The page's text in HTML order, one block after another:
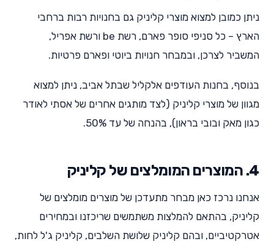
ניתן כמובן למצוא מוצרי קליניק גם בחנויות רבות ברחבי
הארץ – כל סניפי סופר פארם, רשת be ורשת אפריל,
המשביר לצרכן, ובמבחר חנויות ביוטי ופארם פרטיות.
בנוסף, בחנות העודפים אלקליל שבתל אביב, ניתן למצוא
מגוון של מוצרי קליניק (לצד מותגים אחרים של אסתי לאודר
כגון מאק ובובי בראון), בהנחה של עד 50%.
4. המוצרים המומלצים של קליניק
אנחנו נרכז כאן מבחר מתעדכן של מוצרים מומלצים של
קליניק, בהתאם להמלצות משתמשים שריכזנו ובמחירים
אטרקטיביים, ובהם קליניק שלושת השלבים, קליניק ג'ל לחות,